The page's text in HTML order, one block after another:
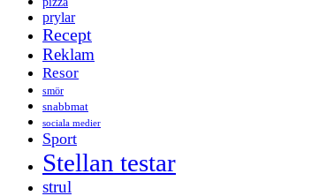
prylar
Recept
Reklam
Resor
smör
snabbmat
sociala medier
Sport
Stellan testar
strul